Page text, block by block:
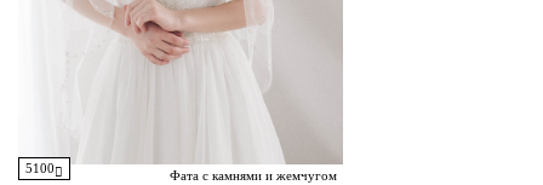
5100 Фата с камнями и жемчугом